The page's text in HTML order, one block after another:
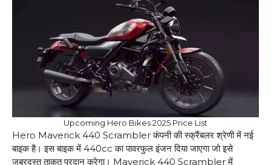
Upcoming Hero Bikes 2025 Price List
Hero Maverick 440 Scrambler कंपनी की स्क्रैंबलर श्रेणी में नई
बाइक है। इस बाइक में 440cc का पावरफुल इंजन दिया जाएगा जो इसे
जबरदस्त ताकत प्रदान करेगा। Maverick 440 Scrambler में